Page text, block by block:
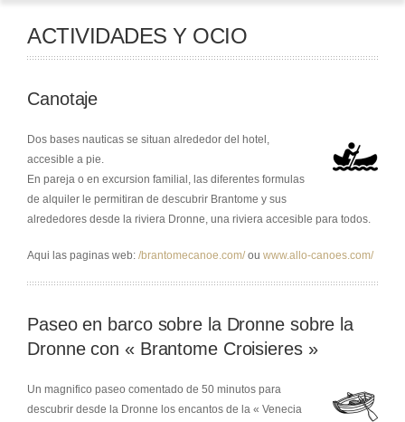
ACTIVIDADES Y OCIO
Canotaje
Dos bases nauticas se situan alrededor del hotel,
accesible a pie.
En pareja o en excursion familial, las diferentes formulas
de alquiler le permitiran de descubrir Brantome y sus
alrededores desde la riviera Dronne, una riviera accesible para todos.
Aqui las paginas web: /brantomecanoe.com/ou www.allo-canoes.com/
Paseo en barco sobre la Dronne sobre la
Dronne con « Brantome Croisieres »
Un magnifico paseo comentado de 50 minutos para
descubrir desde la Dronne los encantos de la « Venecia